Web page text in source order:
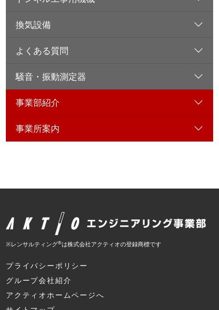
換気設備
よくある質問
騒音・振動測定器
事業部紹介
事業所案内
※レンサルティング®は株式会社アクティオの登録商標です
プライバシーポリシー
グループ会社紹介
アクティオホームページへ